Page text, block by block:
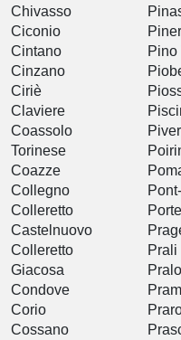
Chivasso
Ciconio
Cintano
Cinzano
Ciriè
Claviere
Coassolo
Torinese
Coazze
Collegno
Colleretto
Castelnuovo
Colleretto
Giacosa
Condove
Corio
Cossano
Pino
Porte
Prali